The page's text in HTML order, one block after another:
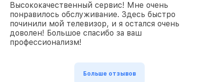
Высококачественный сервис! Мне очень
понравилось обслуживание. Здесь быстро
починили мой телевизор, и я остался очень
доволен! Большое спасибо за ваш
профессионализм!
Больше отзывов